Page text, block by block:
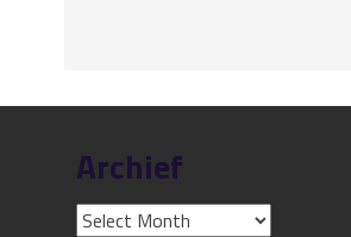
Archief